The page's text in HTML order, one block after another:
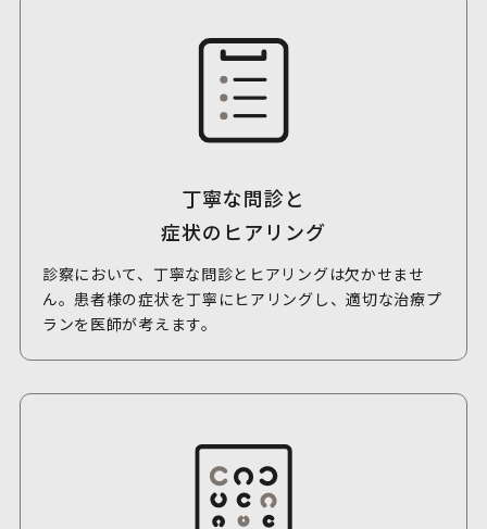
丁寧な問診と
症状のヒアリング
診察において、丁寧な問診とヒアリングは欠かせませ
ん。患者様の症状を丁寧にヒアリングし、適切な治療プ
ランを医師が考えます。